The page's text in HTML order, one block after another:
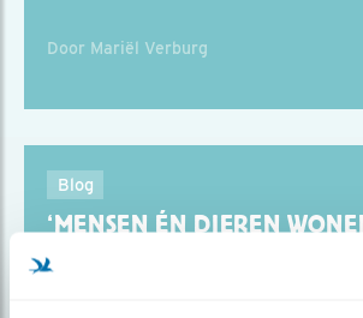
Door Mariël Verburg
Blog
‘MENSEN ÉN DIEREN
GEBOUWEN’